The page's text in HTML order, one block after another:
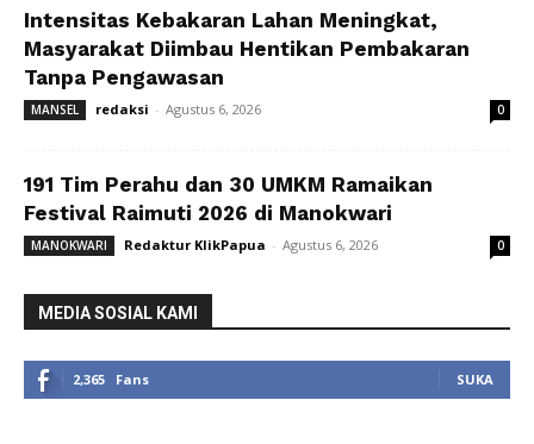
Intensitas Kebakaran Lahan Meningkat,
Masyarakat Diimbau Hentikan Pembakaran
Tanpa Pengawasan
MANSEL redaksi - Agustus 6, 2026 0
191 Tim Perahu dan 30 UMKM Ramaikan
Festival Raimuti 2026 di Manokwari
MANOKWARI Redaktur KlikPapua - Agustus 6, 2026 0
MEDIA SOSIAL KAMI
2,365 Fans SUKA